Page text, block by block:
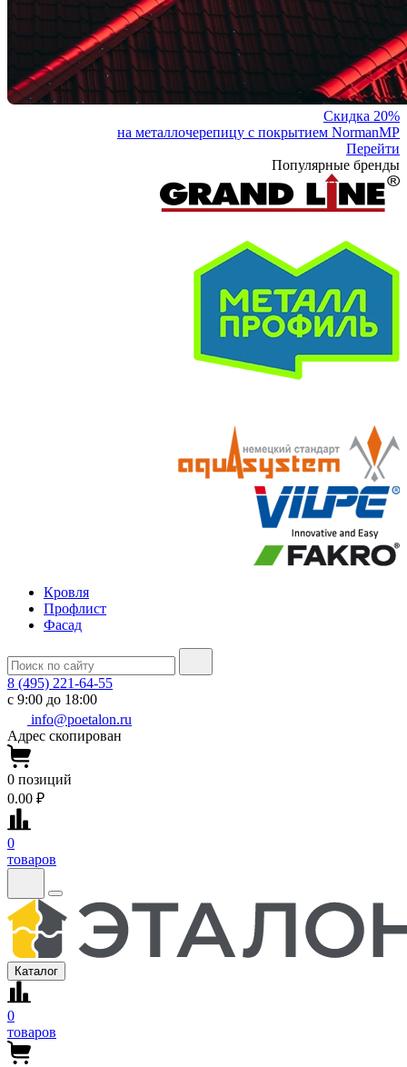
Скидка 20%
на металлочерепицу с покрытием NormanMP
Перейти
Популярные бренды
Кровля
Профлист
Фасад
8 (495) 221-64-55
с 9:00 до 18:00
info@poetalon.ru
Адрес скопирован
0 позиций
0.00 ₽
0
товаров
Каталог
0
товаров